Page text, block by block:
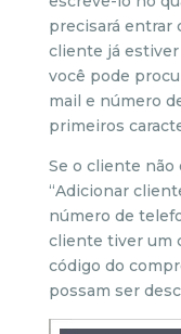
precisará entrar
cliente já
você pode
mail e número
primeiros
Se o cliente não
“Adicionar
número de
cliente tiver um
código do
possam ser